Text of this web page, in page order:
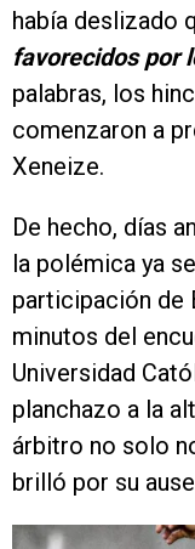
había deslizado
favorecidos por
palabras, los
comenzaron a
Xeneize.
De hecho, días
la polémica ya
participación de
minutos del
Universidad
planchazo a la
árbitro no solo
brilló por su